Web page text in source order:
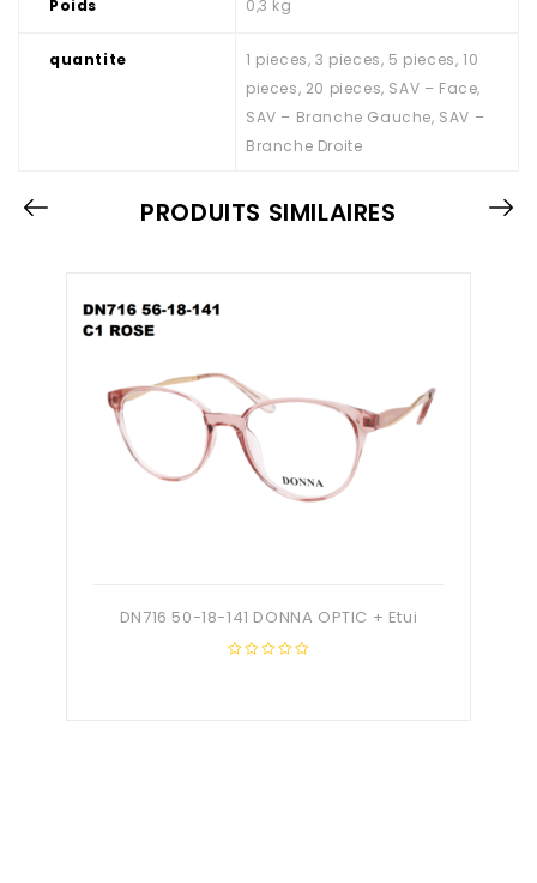
Poids 0,3 kg
quantite
1 pieces, 3 pieces, 5 pieces, 10
pieces, 20 pieces, SAV – Face,
SAV – Branche Gauche, SAV –
Branche Droite
PRODUITS SIMILAIRES
DN716 50-18-141 DONNA OPTIC + Etui